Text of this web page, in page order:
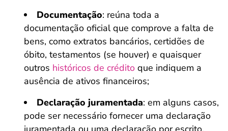
Documentação: reúna toda a
documentação oficial que comprove a falta de
bens, como extratos bancários, certidões de
óbito, testamentos (se houver) e quaisquer
outros históricos de crédito que indiquem a
ausência de ativos financeiros;
Declaração juramentada: em alguns casos,
pode ser necessário fornecer uma declaração